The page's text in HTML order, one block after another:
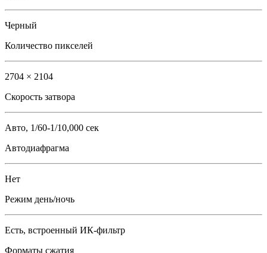
Черный
Количество пикселей
2704 × 2104
Скорость затвора
Авто, 1/60-1/10,000 сек
Автодиафрагма
Нет
Режим день/ночь
Есть, встроенный ИК-фильтр
Форматы сжатия